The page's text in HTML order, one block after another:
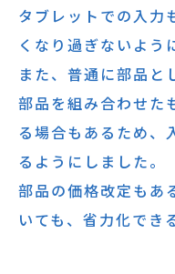
タブレットでの入力
くなり過ぎないよう
また、普通に部品と
部品を組み合わせた
る場合もあるため、
るようにしました。
部品の価格改定もあ
いても、省力化でき